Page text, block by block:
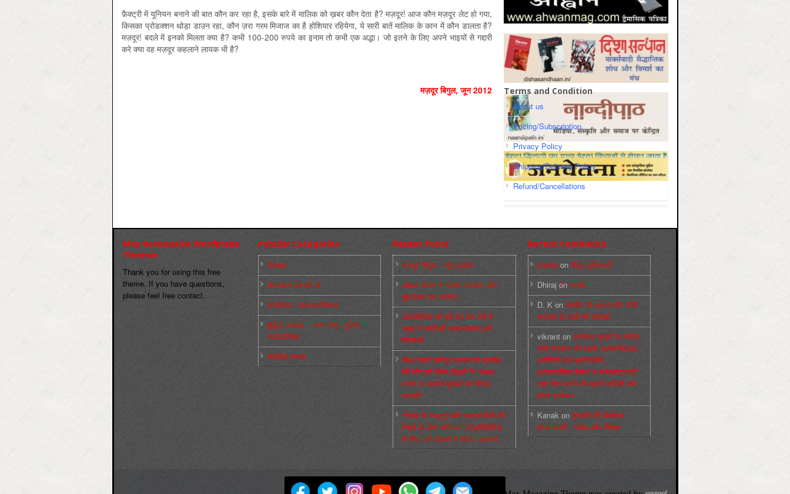
फ़ैक्‍ट्री में यूनियन बनाने की बात कौन कर रहा है, इसके बारे में मालिक को ख़बर कौन देता है? मज़दूर! आज कौन मज़दूर लेट हो गया,
किसका प्रोडक्शन थोड़ा डाउन रहा, कौन ज़रा गरम मिजाज का है होशियार रहियेगा, ये सारी बातें मालिक के कान में कौन डालता है?
मज़दूर! बदले में इनको मिलता क्या है? कभी 100-200 रुपये का इनाम तो कभी एक अद्धा। जो इतने के लिए अपने भाइयों से गद्दारी
करे क्या वह मज़दूर कहलाने लायक भी है?
मज़दूर बिगुल, जून 2012
Terms and Condition
About us
Pricing/Subscription
Privacy Policy
Shipping/Delivery Policy
Refund/Cancellations
Max Responsive Wordpress
Themse
Thank you for using this free
theme. If you have questions,
please feel free contact.
Popular Categories
Slider
कारख़ाना इलाक़ों से
फ़ासीवाद / साम्‍प्रदायिकता
बुर्जुआ जनवाद – दमन तंत्र, पुलिस,
न्‍यायपालिका
संघर्षरत जनता
Recent Posts
मज़दूर बिगुल – जून 2026
पश्चिम बंगाल में भाजपा सरकार और
बुलडोज़र का आतंक!
अमानवीयता की हदें पार कर रही है
क्यूबा में अमेरिकी साम्राज्यवाद की
घेराबन्दी
शिक्षा मंत्री धर्मेन्द्र प्रधान के इस्तीफ़े
की माँग को लेकर दिल्ली के जन्तर-
मन्तर पर छात्रों-युवाओं का विरोध
प्रदर्शन
‘नोएडा के मज़दूरों और कार्यकर्ताओं की
रिहाई के लिए अभियान’ (CaRWAN)
के बैनर तले दिल्ली में विरोध प्रदर्शन
Recent Comments
snehaonबिगुल पुस्तिकाएँ
Dhirajon सम्पर्क
D. Konकश्मीर के हालात और मोदी
सरकार के दावों की सच्चाई
vikrantonकर्नाटक चुनावों के नतीजे,
मोदी सरकार की बढ़ती अलोकप्रियता,
फ़ासिस्टों की बढ़ती बेचैनी,
साम्प्रदायिक उन्माद व अन्धराष्ट्रवादी
लहर पैदा करने की बढ़ती साज़िशें और
हमारे कार्यभार
Kanakonपुस्‍तकों की पीडीएफ :
कार्ल मार्क्‍स : जीवन और शिक्षाएं
मज़दूर बिगुल Powered by
WordPress